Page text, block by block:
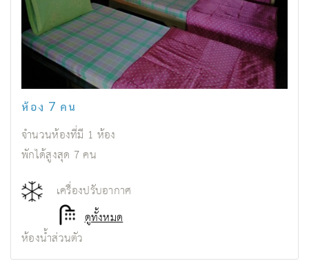
ห้อง 7 คน
จำนวนห้องที่มี 1 ห้อง
พักได้สูงสุด 7คน
เครื่องปรับอากาศ
ห้องน้ำส่วนตัว
ดูทั้งหมด